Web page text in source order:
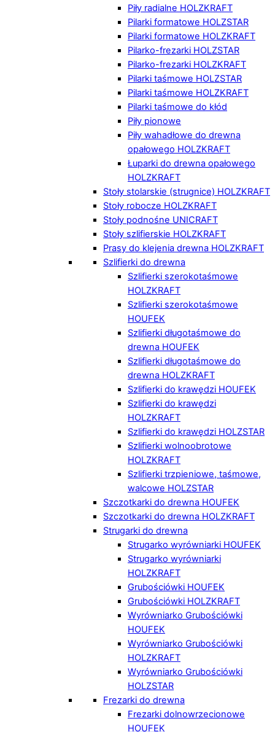
Piły radialne HOLZKRAFT
Pilarki formatowe HOLZSTAR
Pilarki formatowe HOLZKRAFT
Pilarko-frezarki HOLZSTAR
Pilarko-frezarki HOLZKRAFT
Pilarki taśmowe HOLZSTAR
Pilarki taśmowe HOLZKRAFT
Pilarki taśmowe do kłód
Piły pionowe
Piły wahadłowe do drewna
opałowego HOLZKRAFT
Łuparki do drewna opałowego
HOLZKRAFT
Stoły stolarskie (strugnice) HOLZKRAFT
Stoły robocze HOLZKRAFT
Stoły podnośne UNICRAFT
Stoły szlifierskie HOLZKRAFT
Prasy do klejenia drewna HOLZKRAFT
Szlifierki do drewna
Szlifierki szerokotaśmowe
HOLZKRAFT
Szlifierki szerokotaśmowe
HOUFEK
Szlifierki długotaśmowe do
drewna HOUFEK
Szlifierki długotaśmowe do
drewna HOLZKRAFT
Szlifierki do krawędzi HOUFEK
Szlifierki do krawędzi
HOLZKRAFT
Szlifierki do krawędzi HOLZSTAR
Szlifierki wolnoobrotowe
HOLZKRAFT
Szlifierki trzpieniowe, taśmowe,
walcowe HOLZSTAR
Szczotkarki do drewna HOUFEK
Szczotkarki do drewna HOLZKRAFT
Strugarki do drewna
Strugarko wyrówniarki HOUFEK
Strugarko wyrówniarki
HOLZKRAFT
Grubościówki HOUFEK
Grubościówki HOLZKRAFT
Wyrówniarko Grubościówki
HOUFEK
Wyrówniarko Grubościówki
HOLZKRAFT
Wyrówniarko Grubościówki
HOLZSTAR
Frezarki do drewna
Frezarki dolnowrzecionowe
HOUFEK